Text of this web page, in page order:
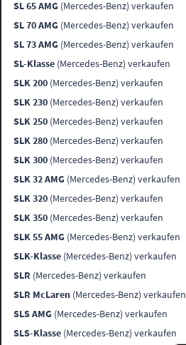
SL 65 AMG (Mercedes-Benz) verkaufen
SL 70 AMG (Mercedes-Benz) verkaufen
SL 73 AMG (Mercedes-Benz) verkaufen
SL-Klasse (Mercedes-Benz) verkaufen
SLK 200 (Mercedes-Benz) verkaufen
SLK 230 (Mercedes-Benz) verkaufen
SLK 250 (Mercedes-Benz) verkaufen
SLK 280 (Mercedes-Benz) verkaufen
SLK 300 (Mercedes-Benz) verkaufen
SLK 32 AMG (Mercedes-Benz) verkaufen
SLK 320 (Mercedes-Benz) verkaufen
SLK 350 (Mercedes-Benz) verkaufen
SLK 55 AMG (Mercedes-Benz) verkaufen
SLK-Klasse (Mercedes-Benz) verkaufen
SLR (Mercedes-Benz) verkaufen
SLR McLaren (Mercedes-Benz) verkaufen
SLS AMG (Mercedes-Benz) verkaufen
SLS-Klasse (Mercedes-Benz) verkaufen